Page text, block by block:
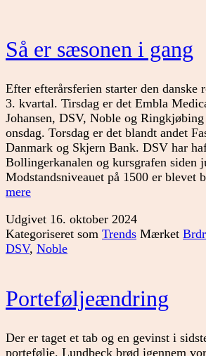
Så er sæsonen i gang
Efter efterårsferien starter den danske
3. kvartal. Tirsdag er det Embla
Johansen, DSV, Noble og
onsdag. Torsdag er det blandt andet
Danmark og Skjern Bank. DSV har
Bollingerkanalen og kursgrafen siden
Modstandsniveauet på 1500 er blevet
mereSå
sæsonen
i
gang
Udgivet 16. oktober 2024
Kategoriseret som Trends Mærket
DSV, Noble
Porteføljeændring
Der er taget et tab og en gevinst i
portefølje. Lundbeck brød igennem